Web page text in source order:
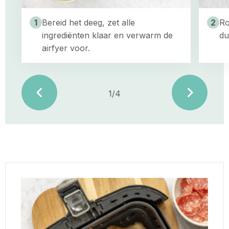
vorige
1 Bereid het deeg, zet alle
ingrediënten klaar en verwarm de
airfyer voor.
ingrediënten
klaar
verwarm
de
airfyer
voor.
2
en
met
1/4